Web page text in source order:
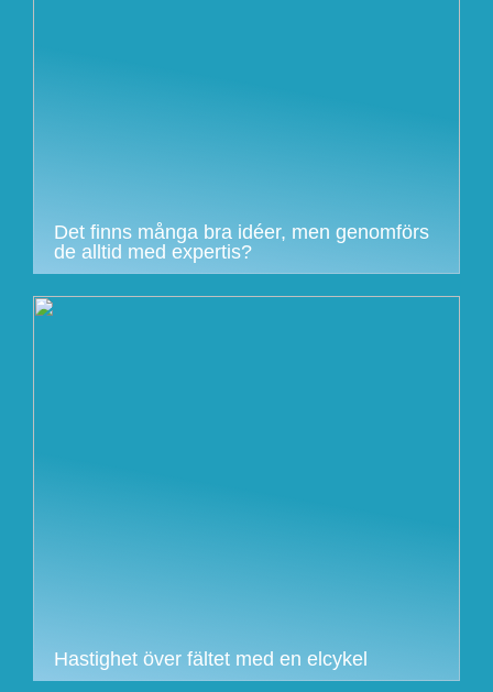
Det finns många bra idéer, men genomförs
de alltid med expertis?
Hastighet över fältet med en elcykel